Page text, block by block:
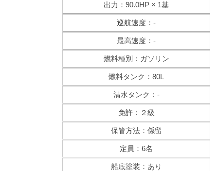
出力：90.0HP × 1基
巡航速度：-
最高速度：-
燃料種別：ガソリン
燃料タンク：80L
清水タンク：-
免許：２級
保管方法：係留
定員：6名
船底塗装：あり